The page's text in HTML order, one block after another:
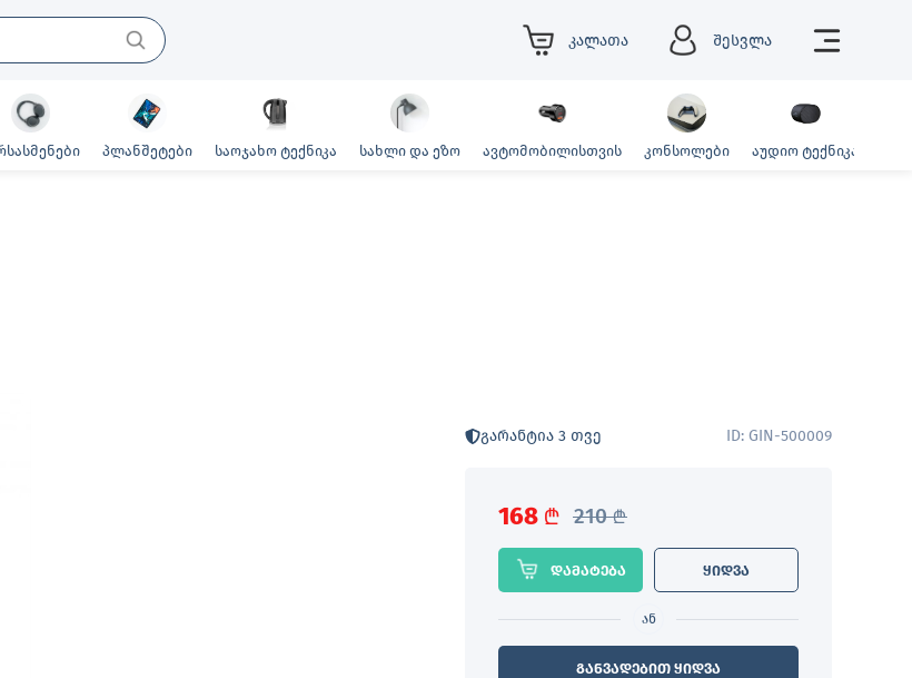
კალათა შესვლა
პლანშეტები საოჯახო ტექნიკა სახლი და ეზო ავტომობილისთვის კონსოლები აუდიო ტექნიკა
გარანტია 3 თვე ID: GIN-500009
168 L 210L
დამატება ყიდვა
ან
განვადებით ყიდვა